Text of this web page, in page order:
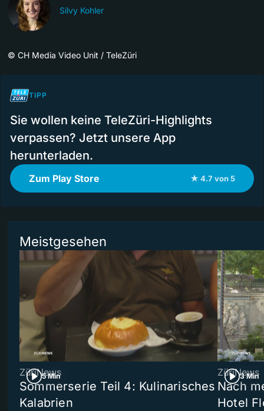
Silvy Kohler
© CH Media Video Unit / TeleZüri
TIPP
Sie wollen keine TeleZüri-Highlights
verpassen? Jetzt unsere App
herunterladen.
Zum Play Store ★ 4.7 von 5
Meistgesehen
5 Min
ZüriNews
Sommerserie Teil 4: Kulinarisches
Kalabrien
3 Min
ZüriNews
Nach
Hotel